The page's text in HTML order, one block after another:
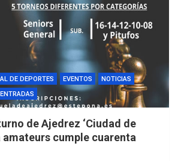
DE DEPORTES EVENTOS
NOTICIAS
de Ajedrez ‘Ciudad de
amateurs cumple cuarenta